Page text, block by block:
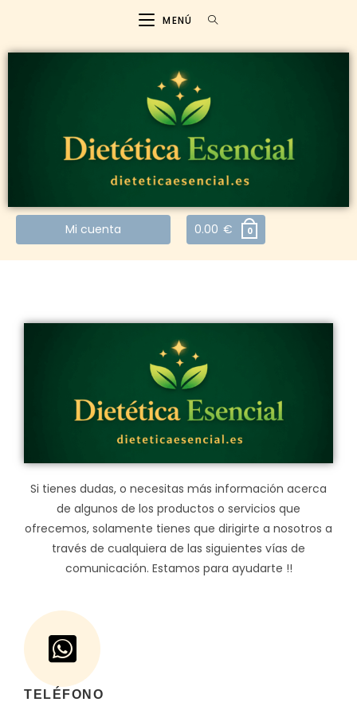
MENÚ
Mi cuenta 0.00 € 0
Si tienes dudas, o necesitas más información acerca
de algunos de los productos o servicios que
ofrecemos, solamente tienes que dirigirte a nosotros a
través de cualquiera de las siguientes vías de
comunicación. Estamos para ayudarte !!
TELÉFONO